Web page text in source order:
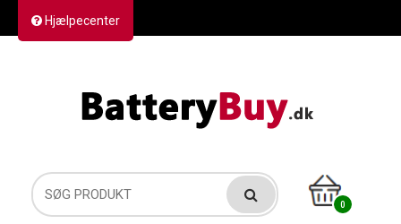
Hjælpecenter
0